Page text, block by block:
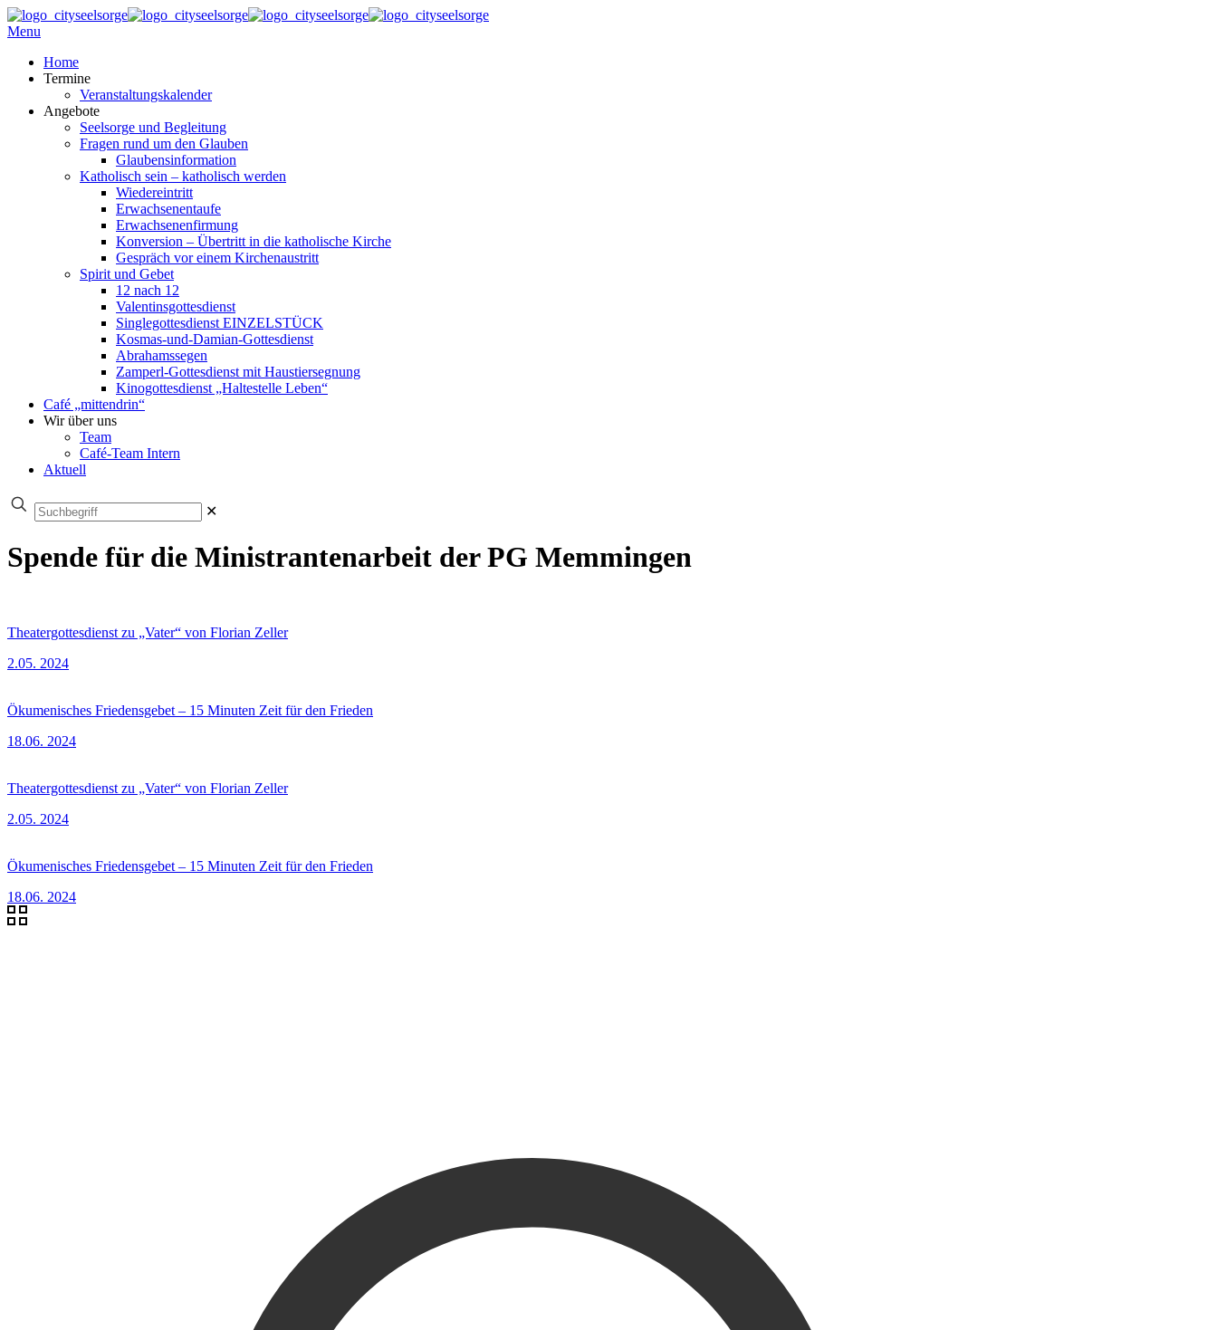
Menu
Home
Termine
Veranstaltungskalender
Angebote
Seelsorge und Begleitung
Fragen rund um den Glauben
Glaubensinformation
Katholisch sein – katholisch werden
Wiedereintritt
Erwachsenentaufe
Erwachsenenfirmung
Konversion – Übertritt in die katholische Kirche
Gespräch vor einem Kirchenaustritt
Spirit und Gebet
12 nach 12
Valentinsgottesdienst
Singlegottesdienst EINZELSTÜCK
Kosmas-und-Damian-Gottesdienst
Abrahamssegen
Zamperl-Gottesdienst mit Haustiersegnung
Kinogottesdienst „Haltestelle Leben“
Café „mittendrin“
Wir über uns
Team
Café-Team Intern
Aktuell
✕
Spende für die Ministrantenarbeit der PG Memmingen
Theatergottesdienst zu „Vater“ von Florian Zeller
2.05. 2024
Ökumenisches Friedensgebet – 15 Minuten Zeit für den Frieden
18.06. 2024
Theatergottesdienst zu „Vater“ von Florian Zeller
2.05. 2024
Ökumenisches Friedensgebet – 15 Minuten Zeit für den Frieden
18.06. 2024